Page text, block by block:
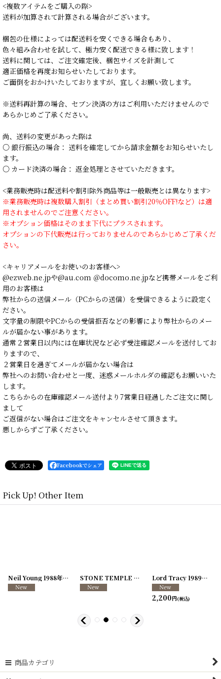
<複数アイテムをご購入の際>
送料が加算されて計算される場合がございます。
梱包の仕様によっては配送料を安くできる場合もあり、
色々組み合わせを試して、極力安く配送できる様に致します！
送料に関しては、ご注文確定後、梱包サイズを計測して
適正価格を再度お知らせいたしております。
ご面倒をおかけいたしておりますが、宜しくお願い致します。
※送料再計算の場合、セブン決済の方はご利用いただけませんので
あらかじめご了承ください。
尚、送料の変更があった際は
○ 銀行振込の場合： 送料を確定してから請求金額をお知らせいたし
ます。
○ カード決済の場合： 返金処理とさせていただきます。
<業務販売時は配送料や割引除外商品等は一般販売とは異なります>
※業務販売時は複数購入割引（まとめ買い割引20％OFF!など）は適
用されませんのでご注意ください。
※オプション価格はそのまま下代にプラスされます。
オプションの下代販売は行っておりませんのであらかじめご了承くだ
さい。
<キャリアメールをお使いのお客様へ>
@ezweb.ne.jpや@au.com ＠docomo.ne.jpなど携帯メールをご利
用のお客様は
弊社からの送信メール（PCからの送信）を受信できるように設定く
ださい。
文字量の制限やPCからの受信拒否などの影響により弊社からのメー
ルが届かない事があります。
通常２営業日以内には在庫状況など必ず受注確認メールを送付してお
りますので、
２営業日を過ぎてメールが届かない場合は
弊社へのお問い合わせと一度、迷惑メールホルダの確認もお願いいた
します。
こちらからの在庫確認メール送付より7営業日経過したご注文に関し
まして
ご返信がない場合はご注文をキャンセルさせて頂きます。
悪しからずご了承ください。
Facebookでシェア
Pick Up! Other Item
[250726-04] [250726-31
Neil Young 1988年 This Note's For You Tour 250117-70]
STONE TEMPLE PILOTS 1996-1997年 TOUR96/97 Lord Tracy 1989年 Deaf Gods of Babylon Tour
2,200円(税込)
商品カテゴリ